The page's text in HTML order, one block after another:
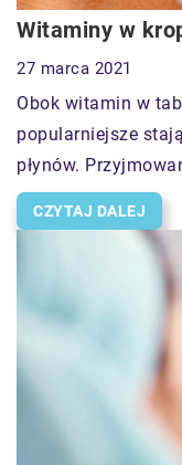
Witaminy w
27 marca 2021
Obok witamin w
popularniejsze
płynów.
CZYTAJ DALEJ